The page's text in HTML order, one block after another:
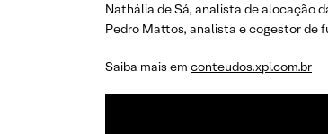
Nathália de Sá, analista de alocação
Pedro Mattos, analista e cogestor de
Saiba mais em conteudos.xpi.com.br